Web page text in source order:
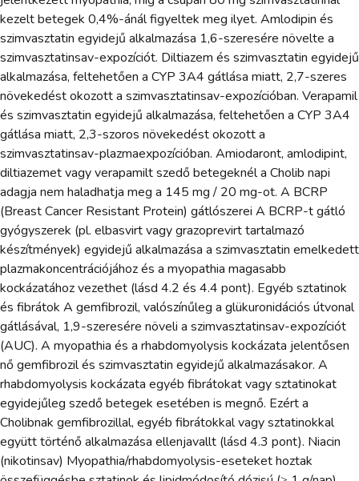
kezelt betegek 0,4%-ánál figyeltek meg ilyet. Amlodipin és
szimvasztatin egyidejű alkalmazása 1,6-szeresére növelte a
szimvasztatinsav-expozíciót. Diltiazem és szimvasztatin egyidejű
alkalmazása, feltehetően a CYP 3A4 gátlása miatt, 2,7-szeres
növekedést okozott a szimvasztatinsav-expozícióban. Verapamil
és szimvasztatin egyidejű alkalmazása, feltehetően a CYP 3A4
gátlása miatt, 2,3-szoros növekedést okozott a
szimvasztatinsav-plazmaexpozícióban. Amiodaront, amlodipint,
diltiazemet vagy verapamilt szedő betegeknél a Cholib napi
adagja nem haladhatja meg a 145 mg / 20 mg-ot. A BCRP
(Breast Cancer Resistant Protein) gátlószerei A BCRP-t gátló
gyógyszerek (pl. elbasvirt vagy grazoprevirt tartalmazó
készítmények) egyidejű alkalmazása a szimvasztatin emelkedett
plazmakoncentrációjához és a myopathia magasabb
kockázatához vezethet (lásd 4.2 és 4.4 pont). Egyéb sztatinok
és fibrátok A gemfibrozil, valószínűleg a glükuronidációs útvonal
gátlásával, 1,9-szeresére növeli a szimvasztatinsav-expozíciót
(AUC). A myopathia és a rhabdomyolysis kockázata jelentősen
nő gemfibrozil és szimvasztatin egyidejű alkalmazásakor. A
rhabdomyolysis kockázata egyéb fibrátokat vagy sztatinokat
egyidejűleg szedő betegek esetében is megnő. Ezért a
Cholibnak gemfibrozillal, egyéb fibrátokkal vagy sztatinokkal
együtt történő alkalmazása ellenjavallt (lásd 4.3 pont). Niacin
(nikotinsav) Myopathia/rhabdomyolysis-eseteket hoztak